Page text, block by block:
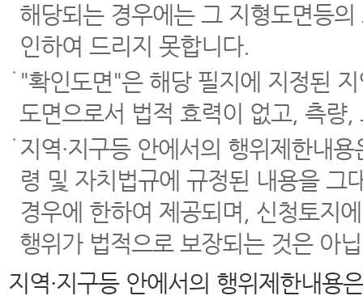
해당되는 경우에는 그 지형도면등
인하여 드리지 못합니다.
"확인도면"은 해당 필지에 지정된
도면으로서 법적 효력이 없고, 측량
지역·지구등 안에서의 행위제한내
령 및 자치법규에 규정된 내용을 그
경우에 한하여 제공되며, 신청토지
행위가 법적으로 보장되는 것은 아
지역·지구등 안에서의 행위제한내용